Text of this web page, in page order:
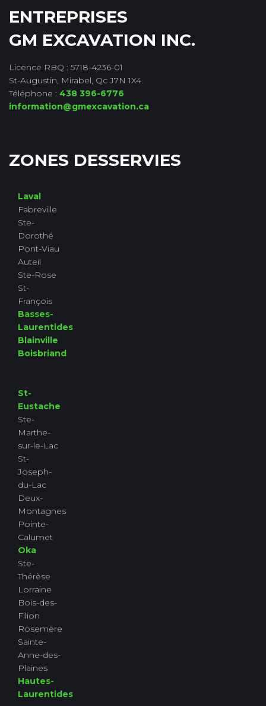
ENTREPRISES
GM EXCAVATION INC.
Licence RBQ : 5718-4236-01
St-Augustin, Mirabel, Qc J7N 1X4.
Téléphone : 438 396-6776
information@gmexcavation.ca
ZONES DESSERVIES
Laval
Fabreville
Ste-
Dorothé
Pont-Viau
Auteil
Ste-Rose
St-
François
Basses-
Laurentides
Blainville
Boisbriand
St-
Eustache
Ste-
Marthe-
sur-le-Lac
St-
Joseph-
du-Lac
Deux-
Montagnes
Pointe-
Calumet
Oka
Ste-
Thérèse
Lorraine
Bois-des-
Filion
Rosemère
Sainte-
Anne-des-
Plaines
Hautes-
Laurentides